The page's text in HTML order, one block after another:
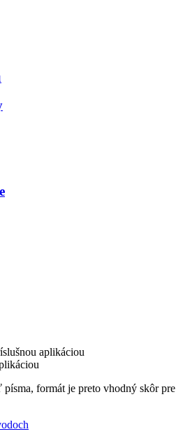
aplikáciou
formát je preto vhodný skôr pre